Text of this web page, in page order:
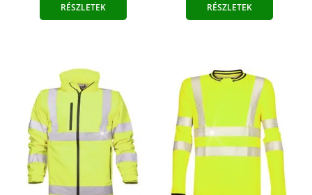
RÉSZLETEK RÉSZLETEK